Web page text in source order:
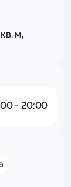
м,
- 20:00